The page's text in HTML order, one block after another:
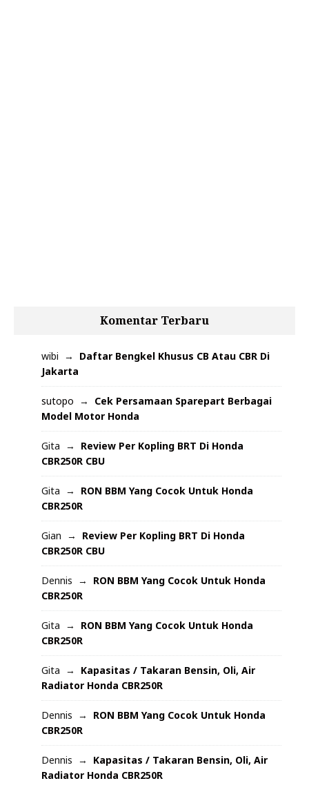
Komentar Terbaru
wibi
Daftar Bengkel Khusus CB Atau CBR Di
Jakarta
sutopo
Cek Persamaan Sparepart Berbagai
Model Motor Honda
Gita
Review Per Kopling BRT Di Honda
CBR250R CBU
Gita
RON BBM Yang Cocok Untuk Honda
CBR250R
Gian
Review Per Kopling BRT Di Honda
CBR250R CBU
Dennis
RON BBM Yang Cocok Untuk Honda
CBR250R
Gita
RON BBM Yang Cocok Untuk Honda
CBR250R
Gita
Kapasitas / Takaran Bensin, Oli, Air
Radiator Honda CBR250R
Dennis
RON BBM Yang Cocok Untuk Honda
CBR250R
Dennis
Kapasitas / Takaran Bensin, Oli, Air
Radiator Honda CBR250R